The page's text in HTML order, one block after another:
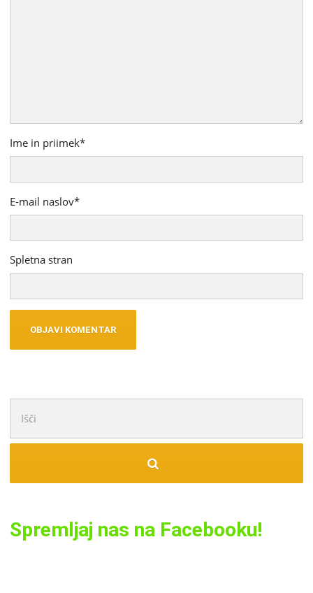
Ime in priimek*
E-mail naslov*
Spletna stran
Spremljaj nas na Facebooku!